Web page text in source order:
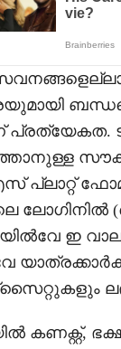
ലോഗിനിൽ
ഇ
കണക്റ്റ്,